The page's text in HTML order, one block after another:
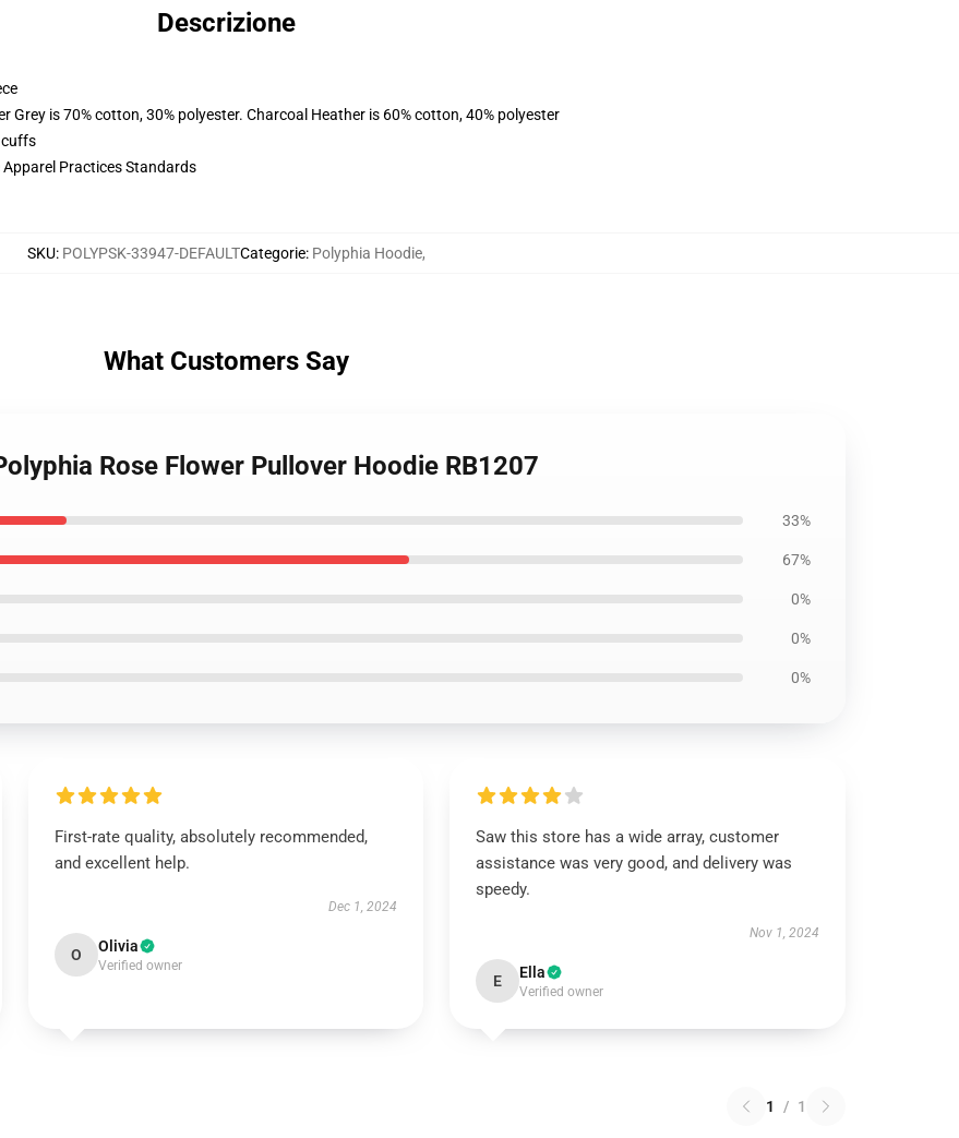
Descrizione
Grey is 70% cotton, 30% polyester. Charcoal Heather is 60% cotton, 40% polyester
cuffs
Practices Standards
SKU: POLYPSK-33947-DEFAULTCategorie: Polyphia Hoodie,
What Customers Say
Rose Flower Pullover Hoodie RB1207
33%
67%
0%
0%
0%
First-rate quality, absolutely recommended,
and excellent help.
Dec 1, 2024
O Olivia
Verified owner
Saw this store has a wide array, customer
assistance was very good, and delivery was
speedy.
Nov 1, 2024
E Ella
Verified owner
1 / 1